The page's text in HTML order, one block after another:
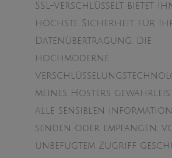
SSL-Verschlüsselt bietet
höchste Sicherheit für
Datenübertragung. Die
hochmoderne
meines Hosters
alle sensiblen
senden oder empfangen,
unbefugtem Zugriff